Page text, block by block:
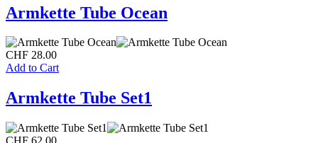
Armkette Tube Ocean
CHF 28.00
Add to Cart
Armkette Tube Set1